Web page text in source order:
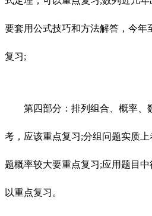
要套用公式技巧和方法解答，今年
复习;
第四部分：排列组合、概率、
考，应该重点复习;分组问题实质
题概率较大要重点复习;应用题目
以重点复习。